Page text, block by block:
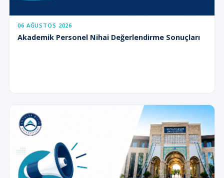
06 AĞUSTOS 2026
Akademik Personel Nihai Değerlendirme Sonuçları